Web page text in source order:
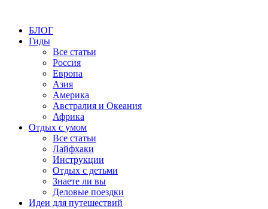
БЛОГ
Гиды
Все статьи
Россия
Европа
Азия
Америка
Австралия и Океания
Африка
Отдых с умом
Все статьи
Лайфхаки
Инструкции
Отдых с детьми
Знаете ли вы
Деловые поездки
Идеи для путешествий